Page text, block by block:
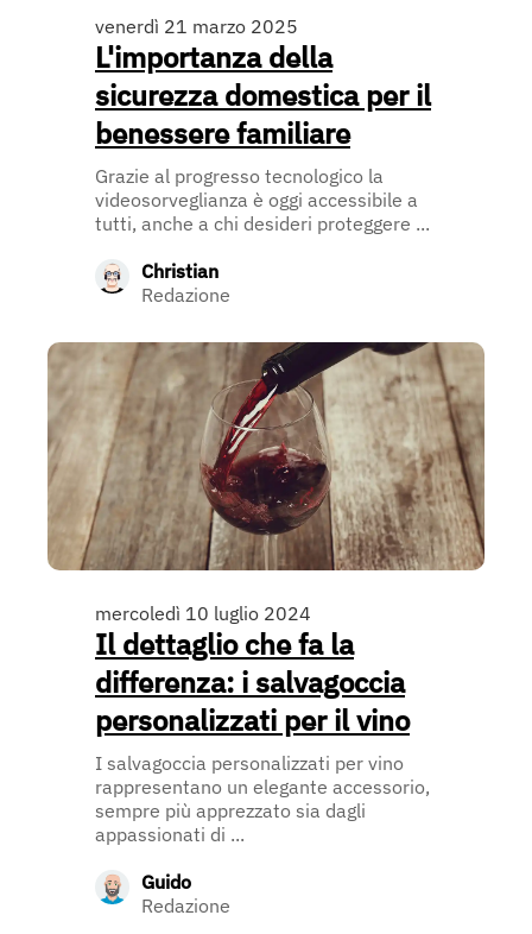
venerdì 21 marzo 2025
L'importanza della
sicurezza domestica per il
benessere familiare
Grazie al progresso tecnologico la
videosorveglianza è oggi accessibile a
tutti, anche a chi desideri proteggere ...
Christian
Redazione
mercoledì 10 luglio 2024
Il dettaglio che fa la
differenza: i salvagoccia
personalizzati per il vino
I salvagoccia personalizzati per vino
rappresentano un elegante accessorio,
sempre più apprezzato sia dagli
appassionati di ...
Guido
Redazione